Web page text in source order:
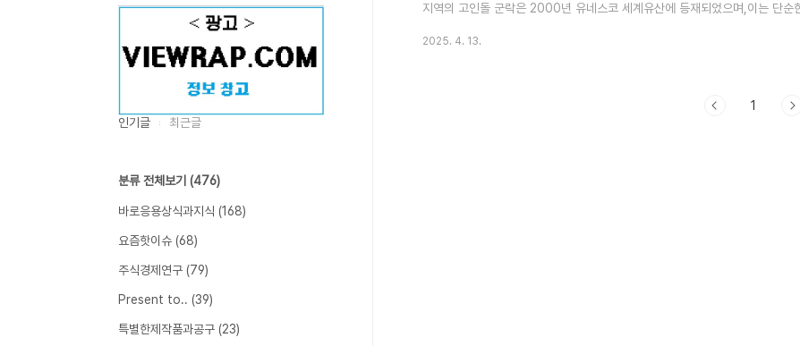
지역의 고인돌 군락은 2000년 유네스코 세계유산에 등재되었으며,이는 단순
는 약 3만 기가 넘는 고인돌이 분포해 있으며, 이는 전 세계 고인돌의 약 40%
2025. 4. 13.
1
인기글 최근글
분류 전체보기 (476)
바로응용상식과지식 (168)
요즘핫이슈 (68)
주식경제연구 (79)
Present to.. (39)
특별한제작품과공구 (23)